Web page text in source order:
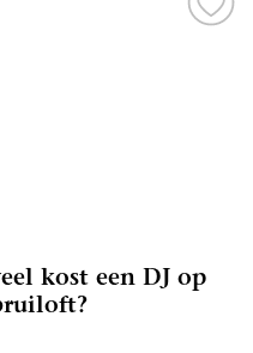
kost een DJ op